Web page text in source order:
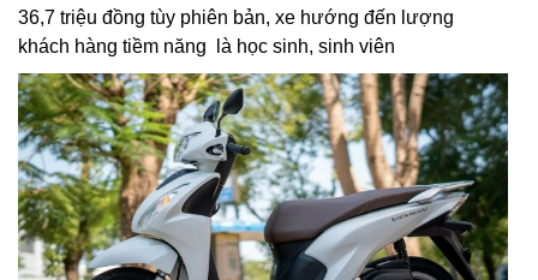
36,7 triệu đồng tùy phiên bản, xe hướng đến lượng
khách hàng tiềm năng là học sinh, sinh viên